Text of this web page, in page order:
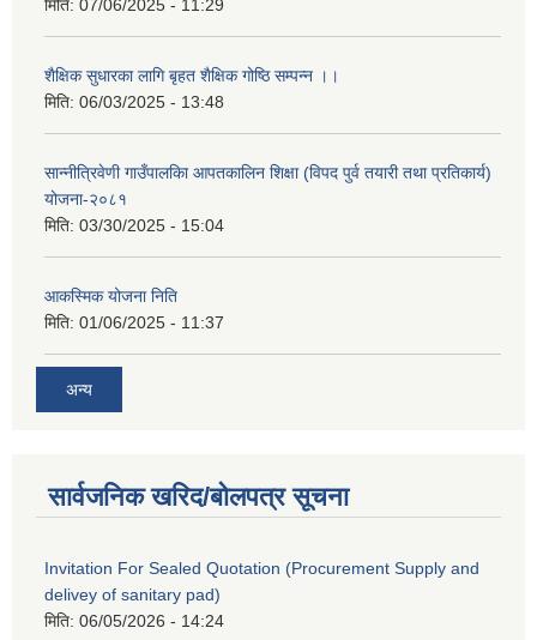
मिति: 07/06/2025 - 11:29
शैक्षिक सुधारका लागि बृहत शैक्षिक गोष्ठि सम्पन्न ।।
मिति: 06/03/2025 - 13:48
सान्नीत्रिवेणी गाउँपालकिा आपतकालिन शिक्षा (विपद पुर्व तयारी तथा प्रतिकार्य)
योजना-२०८१
मिति: 03/30/2025 - 15:04
आकस्मिक योजना निति
मिति: 01/06/2025 - 11:37
अन्य
सार्वजनिक खरिद/बोलपत्र सूचना
Invitation For Sealed Quotation (Procurement Supply and
delivey of sanitary pad)
मिति: 06/05/2026 - 14:24